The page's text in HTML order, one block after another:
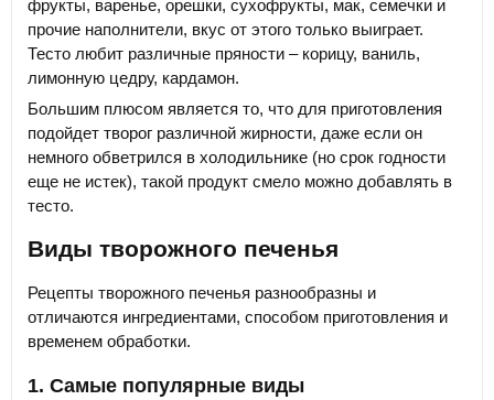
фрукты, варенье, орешки, сухофрукты, мак, семечки и
прочие наполнители, вкус от этого только выиграет.
Тесто любит различные пряности – корицу, ваниль,
лимонную цедру, кардамон.
Большим плюсом является то, что для приготовления
подойдет творог различной жирности, даже если он
немного обветрился в холодильнике (но срок годности
еще не истек), такой продукт смело можно добавлять в
тесто.
Виды творожного печенья
Рецепты творожного печенья разнообразны и
отличаются ингредиентами, способом приготовления и
временем обработки.
1. Самые популярные виды